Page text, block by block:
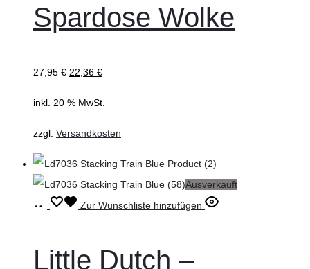
Spardose Wolke
27,95€ 22,36 €
inkl. 20 % MwSt.
zzgl. Versandkosten
Ausverkauft
Select
Dieses Zur Wunschliste hinzufügen
Little Dutch –